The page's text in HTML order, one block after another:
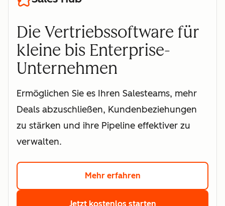
Die Vertriebssoftware für
kleine bis Enterprise-
Unternehmen
Ermöglichen Sie es Ihren Salesteams, mehr
Deals abzuschließen, Kundenbeziehungen
zu stärken und ihre Pipeline effektiver zu
verwalten.
Mehr erfahren
Jetzt kostenlos starten